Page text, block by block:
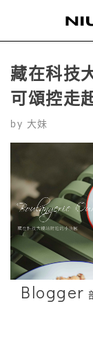
藏在科技
可頌控走
by 大妹
Blogger